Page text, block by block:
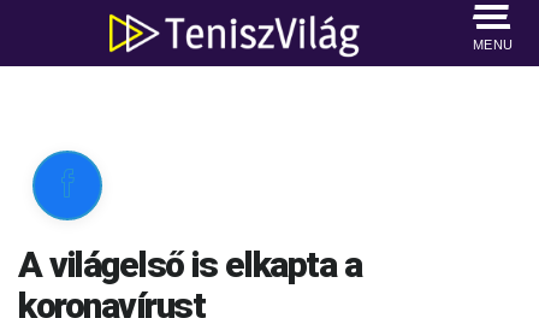
MENU

A világelső is elkapta a
koronavírust